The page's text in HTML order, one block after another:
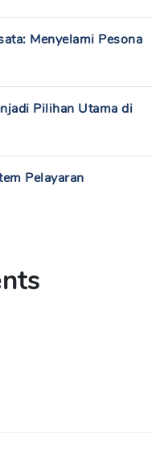
Menyelami Pesona
Pilihan Utama di
Pelayaran